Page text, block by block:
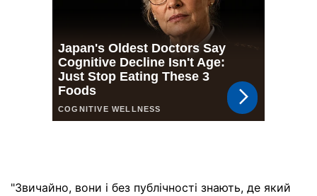
"Звичайно, вони і без публічності знають, де який